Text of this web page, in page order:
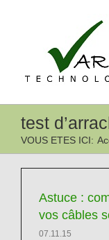
test
VOUS ETES ICI:
Astuce :
vos câbles
07.11.15